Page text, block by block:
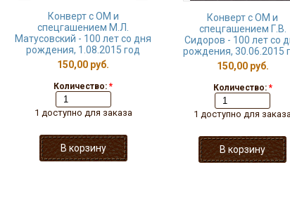
Конверт с ОМ и
спецгашением М.Л.
Матусовский - 100 лет со дня
рождения, 1.08.2015 год
150,00 руб.
Количество: *
1 доступно для заказа
Конверт с ОМ и
спецгашением Г.В.
Сидоров - 100 лет со
рождения, 30.06.2015
150,00 руб.
Количество: *
1 доступно для